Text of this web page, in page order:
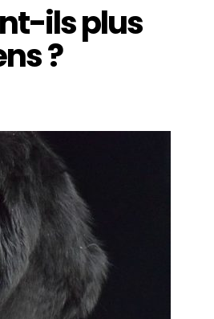
ils plus
?